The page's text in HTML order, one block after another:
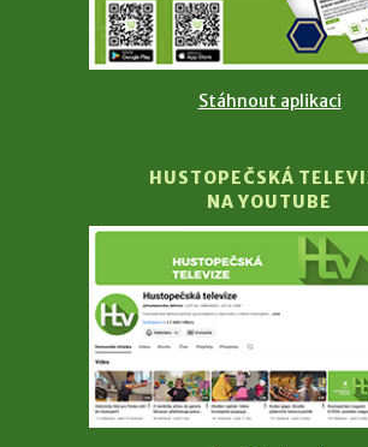
Stáhnout aplikaci
HUSTOPEČSKÁ
NA YOUTUBE